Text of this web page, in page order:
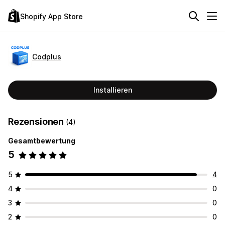
Shopify App Store
Codplus
Installieren
Rezensionen (4)
Gesamtbewertung
5
5
4
4
0
3
0
2
0